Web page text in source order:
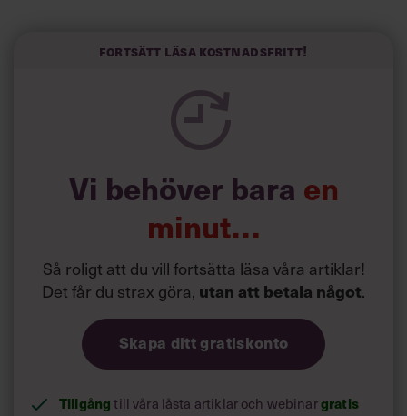
DET HÄR KAN DU GÖRA SJÄLV
1. Acceptera att du som chef
kommer att bli berörd när
du ska leda och vara med om påfrestande situationer.
ihåg att du som chef inte behöver vara perfekt – det räcker
3. Ta regelbundna pauser
, men undvik att arbeta för
mycket övertid.
det så bra som möjligt hemma. Ät och sov ordentligt.
Region Stockholm/Sunt Arbetsliv
Fortsätt läsa kostnadsfritt!
Vi behöver bara en
minut…
Så roligt att du vill fortsätta läsa våra artiklar!
Det får du strax göra, utan att betala något.
Skapa ditt gratiskonto
Tillgång till våra låsta artiklar och webinargratis